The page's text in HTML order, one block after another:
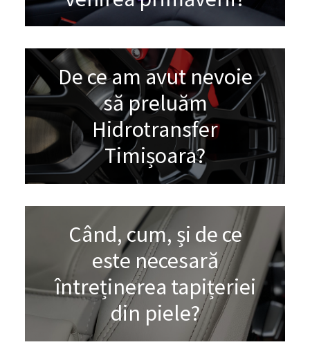
De ce am avut nevoie
să preluăm
Hidrotransfer
Timișoara?
Când, cum, și de ce
este necesară
întreținerea tapițeriei
din piele?